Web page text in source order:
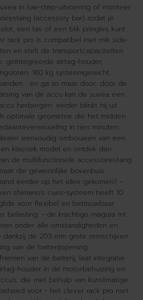
in low-step-uitvoering of monteer
(accessory bar) zodat je
een tas of een blik pringles kunt
rack pro is compatibel met mik side-
en stelt de transportcapaciteiten
geïntegreerde airtag-houder,
160 kg systeemgewicht,
en ga zo maar door. door de
van de accu kan de suvea een
herbergen. verder blinkt hij uit
optimale geometrie die het midden
in tien minuten:
eenvoudig ombouwen van een
klassiek model en ontdek dan
de multifunctionele accessoirestang
die gewoonlijke bovenbuis.
eerder op het idee gekomen? -
shimano's cues-systeem heeft 10
voor flexibel en betrouwbaar
belasting. - de krachtige magura mt
onder alle omstandigheden en
de 203 mm grote remschijven.
van de batterijopening
van de batterij, laat integratie
houder in de motorbehuizing en
die met behulp van kunstmatige
voor - het clever rack pro met